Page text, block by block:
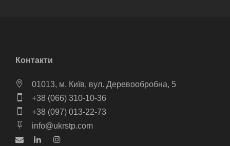
Контакти
01013, м. Київ, вул. Деревообробна, 5
+38 (066) 310-10-36
+38 (097) 013-22-73
info@ukrstp.com